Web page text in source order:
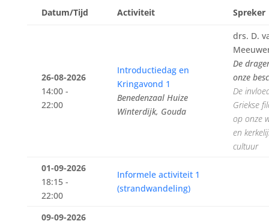
Datum/Tijd
Activiteit Spreker
26-08-2026
14:00 -
22:00
Introductiedag en
Kringavond 1
Benedenzaal Huize
Winterdijk, Gouda
drs. D.
De
onze
De
Griekse
op onze
en
cultuur
01-09-2026
18:15 -
22:00
Informele activiteit 1
(strandwandeling)
09-09-2026